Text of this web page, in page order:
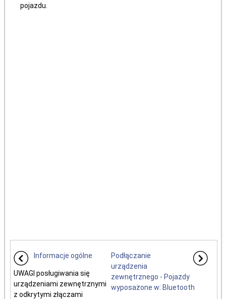
pojazdu.
Informacje ogólne
UWAGI posługiwania się
urządzeniami zewnętrznymi
z odkrytymi złączami
Podłączanie
urządzenia
zewnętrznego - Pojazdy
wyposażone w: Bluetooth